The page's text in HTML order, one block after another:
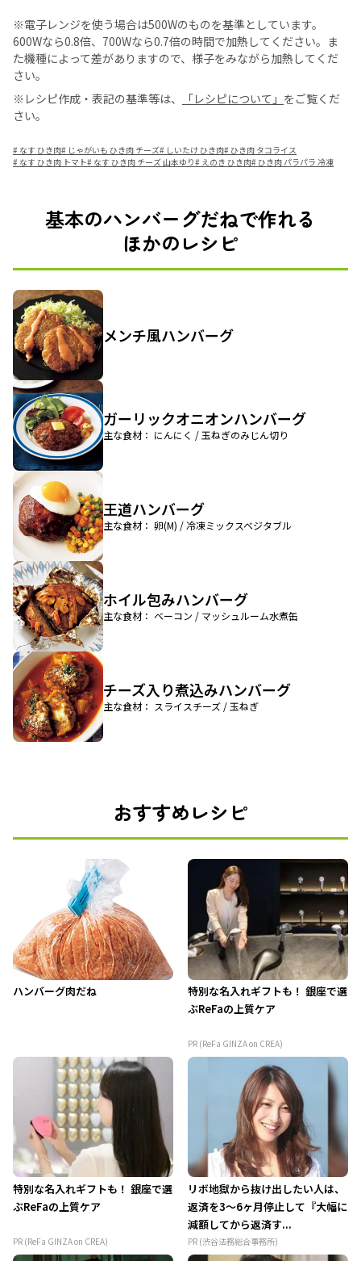
※電子レンジを使う場合は500Wのものを基準としています。
600Wなら0.8倍、700Wなら0.7倍の時間で加熱してください。ま
た機種によって差がありますので、様子をみながら加熱してくだ
さい。
※レシピ作成・表記の基準等は、
「レシピについて」 をご覧くだ
さい。
# なす ひき肉# じゃがいも ひき肉 チーズ# しいたけ ひき肉# ひき肉 タコライス
# なす ひき肉 トマト# なす ひき肉 チーズ 山本ゆり# えのき ひき肉# ひき肉 パラパラ 冷凍
基本のハンバーグだねで作れる
ほかのレシピ
メンチ風ハンバーグ
ガーリックオニオンハンバーグ
主な食材： にんにく / 玉ねぎのみじん切り
王道ハンバーグ
主な食材： 卵(M) / 冷凍ミックスベジタブル
ホイル包みハンバーグ
主な食材： ベーコン / マッシュルーム水煮缶
チーズ入り煮込みハンバーグ
主な食材： スライスチーズ / 玉ねぎ
おすすめレシピ
ハンバーグ肉だね
特別な名入れギフトも！ 銀座で選
ぶReFaの上質ケア
PR (ReFa GINZA on CREA)
特別な名入れギフトも！ 銀座で選
ぶReFaの上質ケア
PR (ReFa GINZA on CREA)
リボ地獄から抜け出したい人は、
返済を3～6ヶ月停止して『大幅に
減額してから返済す...
PR (渋谷法務総合事務所)